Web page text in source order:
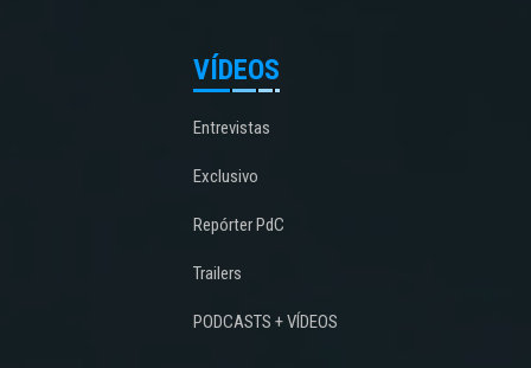
VÍDEOS
Entrevistas
Exclusivo
Repórter PdC
Trailers
PODCASTS + VÍDEOS